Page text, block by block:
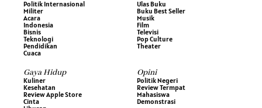
Politik Internasional
Militer
Acara
Indonesia
Bisnis
Teknologi
Pendidikan
Cuaca
Ulas Buku
Buku Best Seller
Musik
Film
Televisi
Pop Culture
Theater
Gaya Hidup
Kuliner
Kesehatan
Review Apple Store
Cinta
Opini
Politik Negeri
Review Termpat
Mahasiswa
Demonstrasi